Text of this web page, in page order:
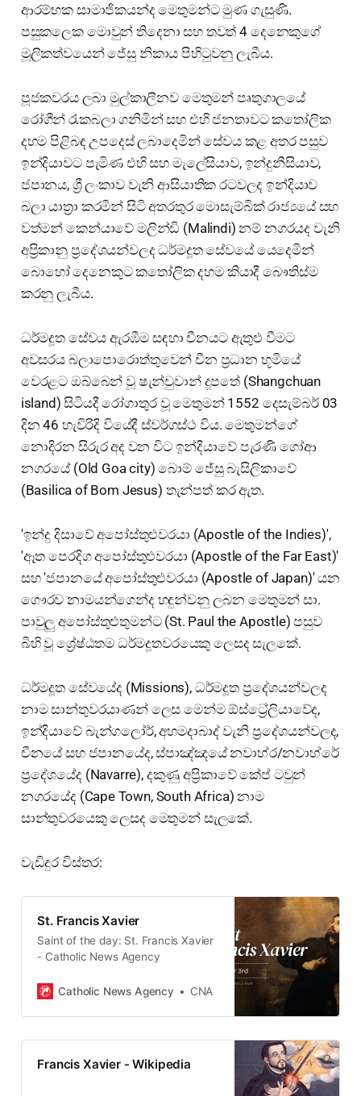
ආරම්භක සාමාජිකයන්ද මෙතුමන්ට මුණ ගැසුණි.
පසුකලෙක මොවුන් තිදෙනා සහ තවත් 4 දෙනෙකුගේ
මූලිකත්වයෙන් ජේසු නිකාය පිහිටුවනු ලැබීය.
පූජකවරය ලබා මුල්කාලීනව මෙතුමන් පෘතුගාලයේ
රෝගීන් රැකබලා ගනිමින් සහ එහි ජනතාවට කතෝලික
දහම පිළිබඳ උපදෙස් ලබාදෙමින් සේවය කළ අතර පසුව
ඉන්දියාවට පැමිණ එහි සහ මැලේසියාව, ඉන්දුනීසියාව,
ජපානය, ශ්‍රී ලංකාව වැනි ආසියාතික රටවලද ඉන්දියාව
බලා යාත්‍රා කරමින් සිටි අතරතුර මොසැම්බික් රාජ්‍යයේ සහ
වත්මන් කෙන්යාවේ මලින්ඩි (Malindi) නම් නගරයද වැනි
අප්‍රිකානු ප්‍රදේශයන්වලද ධර්මදූත සේවයේ යෙදෙමින්
බොහෝ දෙනෙකුට කතෝලික දහම කියාදී බෞතිස්ම
කරනු ලැබීය.
ධර්මදූත සේවය ඇරඹීම සඳහා චීනයට ඇතුළු වීමට
අවසරය බලාපොරොත්තුවෙන් චීන ප්‍රධාන භූමියේ
වෙරළට ඔබ්බෙන් වූ ෂැන්චුවාන් දූපතේ (Shangchuan
island) සිටියදී රෝගාතුර වූ මෙතුමන් 1552 දෙසැම්බර් 03
දින 46 හැවිරිදි වියේදී ස්වර්ගස්ථ විය. මෙතුමන්ගේ
නොදිරන සිරුර අද වන විට ඉන්දියාවේ පැරණි ගෝආ
නගරයේ (Old Goa city) බොම් ජේසු බැසිලිකාවේ
(Basilica of Bom Jesus) තැන්පත් කර ඇත.
'ඉන්දු දිසාවේ අපෝස්තුළුවරයා (Apostle of the Indies)',
'ඈත පෙරදිග අපෝස්තුළුවරයා (Apostle of the Far East)'
සහ 'ජපානයේ අපෝස්තුළුවරයා (Apostle of Japan)' යන
ගෞරව නාමයන්ගෙන්ද හඳුන්වනු ලබන මෙතුමන් සා.
පාවුලු අපෝස්තුළුතුමන්ට (St. Paul the Apostle) පසුව
බිහි වූ ශ්‍රේෂ්ඨතම ධර්මදූතවරයෙකු ලෙසද සැලකේ.
ධර්මදූත සේවයේද (Missions), ධර්මදූත ප්‍රදේශයන්වලද
නාම සාන්තුවරයාණන් ලෙස මෙන්ම ඕස්ට්‍රේලියාවේද,
ඉන්දියාවේ බැන්ගලෝර්, අහමදාබාද් වැනි ප්‍රදේශයන්වලද,
චීනයේ සහ ජපානයේද, ස්පාඤ්ඤයේ නවාහ්ර/නවාහ්රේ
ප්‍රදේශයේද (Navarre), දකුණු අප්‍රිකාවේ කේප් ටවුන්
නගරයේද (Cape Town, South Africa) නාම
සාන්තුවරයෙකු ලෙසද මෙතුමන් සැලකේ.
වැඩිදුර විස්තර:
St. Francis Xavier
Saint of the day: St. Francis Xavier
- Catholic News Agency
Catholic News Agency CNA
Francis Xavier - Wikipedia